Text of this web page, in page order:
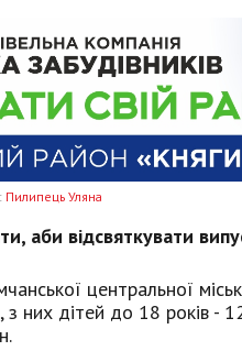
Пилипець Уляна
аби відсвяткувати
центральної
з них дітей до 18 років -